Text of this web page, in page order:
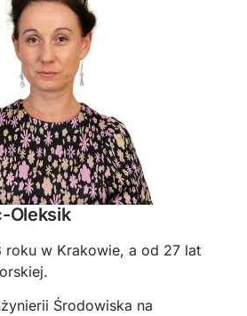
Oleksik
roku w Krakowie, a od 27 lat
Środowiska na